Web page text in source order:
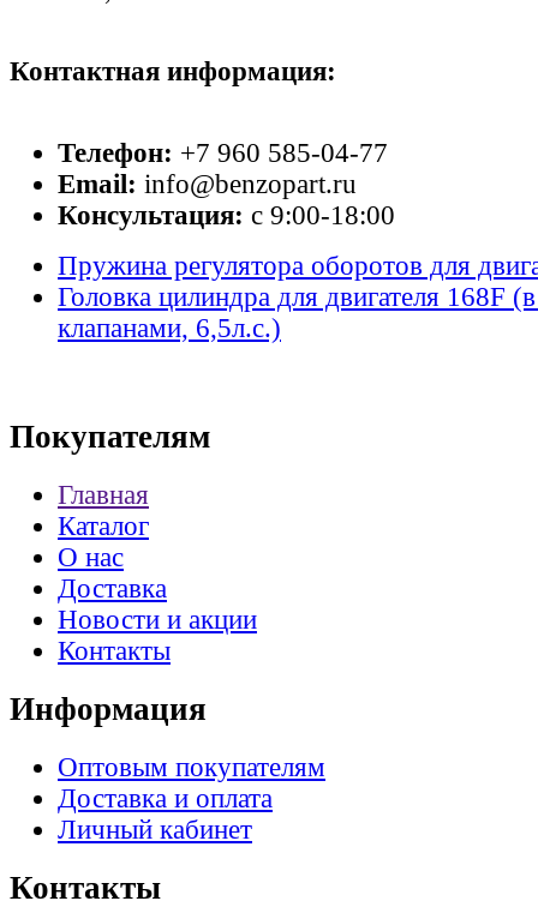
Контактная информация:
Телефон: +7 960 585-04-77
Email: info@benzopart.ru
Консультация: с 9:00-18:00
Пружина регулятора оборотов для
Головка цилиндра для двигателя 168F
клапанами, 6,5л.с.)
Покупателям
Главная
Каталог
О нас
Доставка
Новости и акции
Контакты
Информация
Оптовым покупателям
Доставка и оплата
Личный кабинет
Контакты